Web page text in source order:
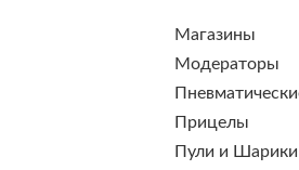
Магазины
Модераторы
Прицелы
Пули и Шарики